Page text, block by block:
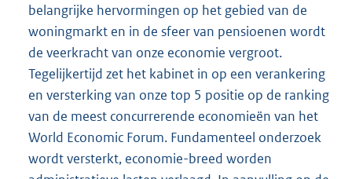
belangrijke hervormingen op het gebied van de
woningmarkt en in de sfeer van pensioenen wordt
de veerkracht van onze economie vergroot.
Tegelijkertijd zet het kabinet in op een verankering
en versterking van onze top 5 positie op de ranking
van de meest concurrerende economieën van het
World Economic Forum. Fundamenteel onderzoek
wordt versterkt, economie-breed worden